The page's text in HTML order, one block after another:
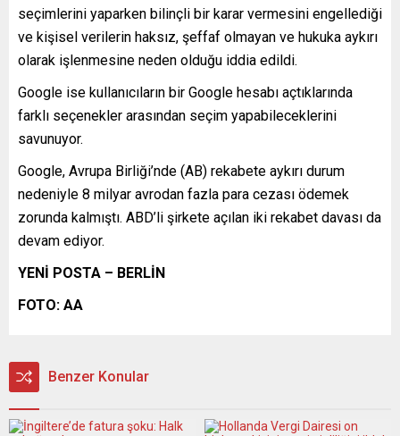
seçimlerini yaparken bilinçli bir karar vermesini engellediği
ve kişisel verilerin haksız, şeffaf olmayan ve hukuka aykırı
olarak işlenmesine neden olduğu iddia edildi.
Google ise kullanıcıların bir Google hesabı açtıklarında
farklı seçenekler arasından seçim yapabileceklerini
savunuyor.
Google, Avrupa Birliği’nde (AB) rekabete aykırı durum
nedeniyle 8 milyar avrodan fazla para cezası ödemek
zorunda kalmıştı. ABD’li şirkete açılan iki rekabet davası da
devam ediyor.
YENİ POSTA – BERLİN
FOTO: AA
Benzer Konular